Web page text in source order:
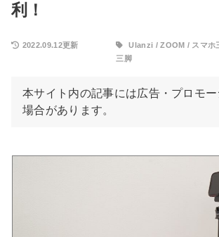
利！
2022.09.12更新 Ulanzi /ZOOM / スマホ
三脚
本サイト内の記事には広告・プロモ
場合があります。